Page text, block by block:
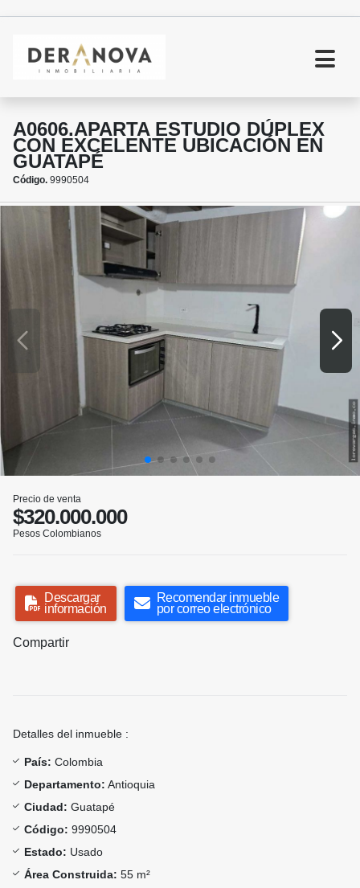
A0606.APARTA ESTUDIO DÚPLEX
CON EXCELENTE UBICACIÓN EN
GUATAPÉ
Código. 9990504
Precio de venta
$320.000.000
Pesos Colombianos
Descargar
información
Recomendar inmueble
por correo electrónico
Compartir
Detalles del inmueble :
País: Colombia
Departamento: Antioquia
Ciudad: Guatapé
Código: 9990504
Estado: Usado
Área Construida: 55 m²